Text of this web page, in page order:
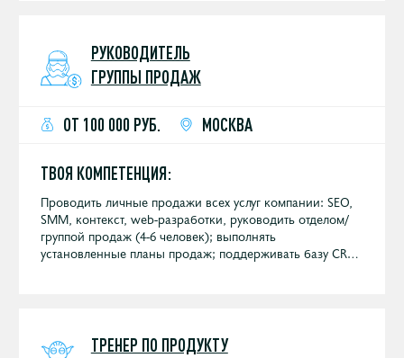
состоянии Участие в выставках и конференциях
РУКОВОДИТЕЛЬ
ГРУППЫ ПРОДАЖ
ОТ 100 000 РУБ. МОСКВА
ТВОЯ КОМПЕТЕНЦИЯ:
Проводить личные продажи всех услуг компании: SEO,
SMM, контекст, web-разработки, руководить отделом/
группой продаж (4-6 человек); выполнять
установленные планы продаж; поддерживать базу CRM
ТРЕНЕР ПО ПРОДУКТУ